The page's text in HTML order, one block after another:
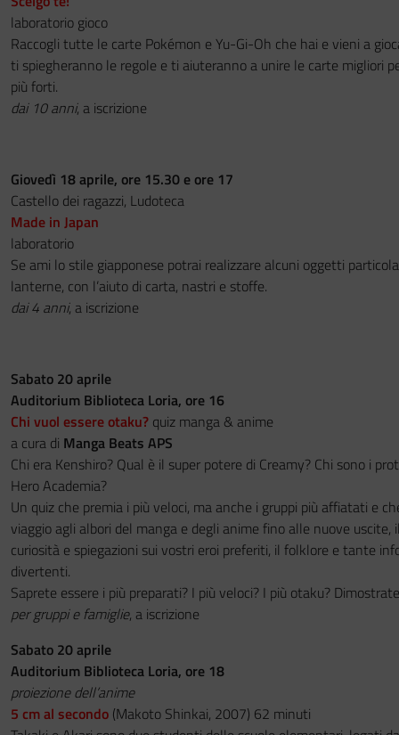
laboratorio gioco
Raccogli tutte le carte Pokémon e Yu-Gi-Oh che hai e vieni a
ti spiegheranno le regole e ti aiuteranno a unire le carte migliori
più forti.
dai 10 anni, a iscrizione
Giovedì 18 aprile, ore 15.30 e ore 17
Castello dei ragazzi, Ludoteca
Made in Japan
laboratorio
Se ami lo stile giapponese potrai realizzare alcuni oggetti
lanterne, con l’aiuto di carta, nastri e stoffe.
dai 4 anni, a iscrizione
Sabato 20 aprile
Auditorium Biblioteca Loria, ore 16
Chi vuol essere otaku? quiz manga & anime
a cura di Manga Beats APS
Chi era Kenshiro? Qual è il super potere di Creamy? Chi sono i
Hero Academia?
Un quiz che premia i più veloci, ma anche i gruppi più affiatati e
viaggio agli albori del manga e degli anime fino alle nuove
curiosità e spiegazioni sui vostri eroi preferiti, il folklore e tante
divertenti.
Saprete essere i più preparati? I più veloci? I più otaku?
per gruppi e famiglie, a iscrizione
Sabato 20 aprile
Auditorium Biblioteca Loria, ore 18
proiezione dell’anime
5 cm al secondo (Makoto Shinkai, 2007) 62 minuti